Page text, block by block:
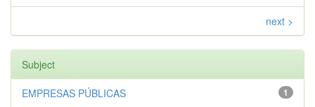
next >
Subject
1
EMPRESAS PÚBLICAS